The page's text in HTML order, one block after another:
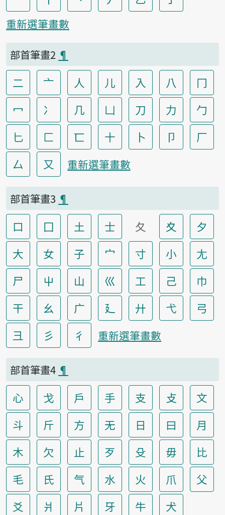
重新選筆畫數
部首筆畫2 ¶
二 亠 人 儿 入 八
冂
冖
冫 几 凵 刀 力
勹
匕
匚 匸 十 卜 卩
厂
厶
又 重新選筆畫數
部首筆畫3 ¶
口 囗 土 士 夂 夊
夕
大
女 子 宀 寸 小
尢
尸
屮 山 巛 工 己
巾
干
幺 广 廴 廾 弋
弓
彐
彡 彳 重新選筆畫數
部首筆畫4 ¶
心 戈 戶 手 支 攴
文
斗
斤 方 无 日 曰
月
木
欠 止 歹 殳 毋
比
毛
氏 气 水 火 爪
父
爻
爿 片 牙 牛 犬